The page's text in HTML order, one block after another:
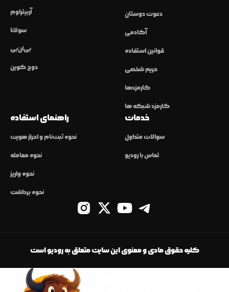
آربیتراوم
سولانا
بی‌ان‌بی
دوج کوین
دعوت دوستان
آکادمی
قوانین استفاده
حریم شخصی
کارمزدها
کارمزد شبکه ها
راهنمای استفاده
نحوه ثبت‌نام و احراز هویت
نحوه معامله
نحوه واریز
نحوه برداشت
خدمات
سوالات متداول
تماس با رودیو
کلیه حقوق مادی و معنوی این سایت متعلق به رودیو است